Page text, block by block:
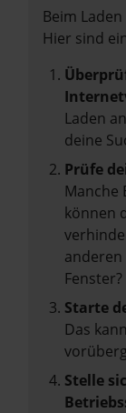
Beim
Hier sind
Laden
deine
Prüfe
Manche
können
Fenster?
Starte
Das
Stelle